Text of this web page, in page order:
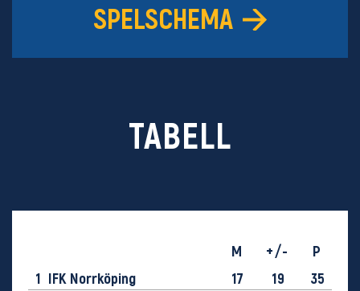
SPELSCHEMA
TABELL
M +/-
P
1 IFK Norrköping 17 19
35